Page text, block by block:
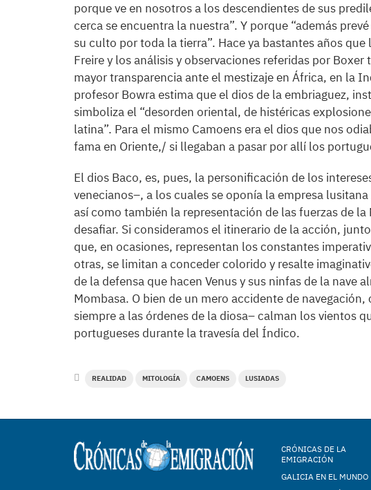
porque ve en nosotros a los descendientes de sus
cerca se encuentra la nuestra”. Y porque “además
su culto por toda la tierra”. Hace ya bastantes años
Freire y los análisis y observaciones referidas por
mayor transparencia ante el mestizaje en África, en la
profesor Bowra estima que el dios de la embriaguez,
simboliza el “desorden oriental, de histéricas
latina”. Para el mismo Camoens era el dios que nos
fama en Oriente,/ si llegaban a pasar por allí los
El dios Baco, es, pues, la personificación de los
venecianos–, a los cuales se oponía la empresa
así como también la representación de las fuerzas de
desafiar. Si consideramos el itinerario de la acción,
que, en ocasiones, representan los constantes
otras, se limitan a conceder colorido y resalte
de la defensa que hacen Venus y sus ninfas de la nave
Mombasa. O bien de un mero accidente de
siempre a las órdenes de la diosa– calman los vientos
portugueses durante la travesía del Índico.
REALIDAD MITOLOGÍA CAMOENS LUSIADAS
CRÓNICAS DE LA
EMIGRACIÓN
GALICIA EN EL MUNDO